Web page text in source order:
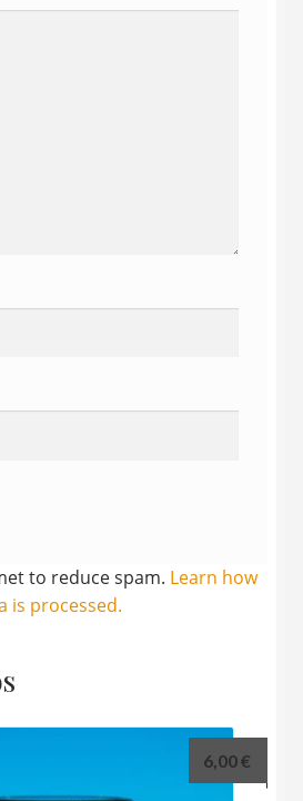
to reduce spam. Learn how
is processed.
6,00€